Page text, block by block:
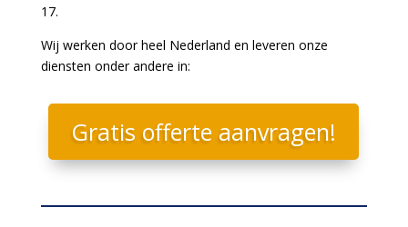
17.
Wij werken door heel Nederland en leveren onze
diensten onder andere in:
Gratis offerte aanvragen!